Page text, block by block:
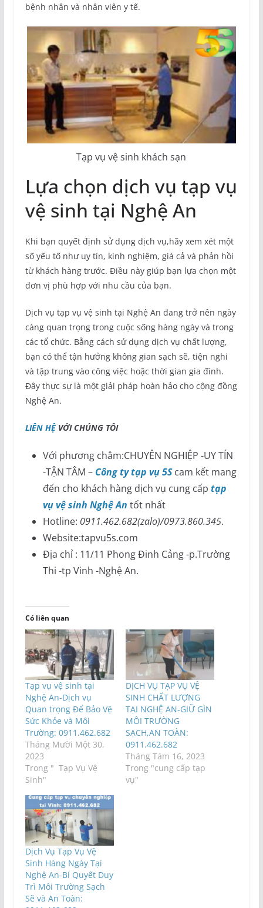
bệnh nhân và nhân viên y tế.
Tạp vụ vệ sinh khách sạn
Lựa chọn dịch vụ tạp vụ
vệ sinh tại Nghệ An
Khi bạn quyết định sử dụng dịch vụ,hãy xem xét một
số yếu tố như uy tín, kinh nghiệm, giá cả và phản hồi
từ khách hàng trước. Điều này giúp bạn lựa chọn một
đơn vị phù hợp với nhu cầu của bạn.
Dịch vụ tạp vụ vệ sinh tại Nghệ An đang trở nên ngày
càng quan trọng trong cuộc sống hàng ngày và trong
các tổ chức. Bằng cách sử dụng dịch vụ chất lượng,
bạn có thể tận hưởng không gian sạch sẽ, tiện nghi
và tập trung vào công việc hoặc thời gian gia đình.
Đây thực sự là một giải pháp hoàn hảo cho cộng đồng
Nghệ An.
LIÊN HỆVỚI CHÚNG TÔI
Với phương châm:CHUYÊN NGHIỆP -UY TÍN
-TẬN TÂM – Công ty tạp vụ 5Scam kết mang
đến cho khách hàng dịch vụ cung cấp tạp
vụ vệ sinh Nghệ An tốt nhất
Hotline: 0911.462.682(zalo)/0973.860.345.
Website:tapvu5s.com
Địa chỉ : 11/11 Phong Đinh Cảng -p.Trường
Thi -tp Vinh -Nghệ An.
Có liên quan
Tạp vụ vệ sinh tại
Nghệ An-Dịch vụ
Quan trọng Để Bảo Vệ
Sức Khỏe và Môi
Trường: 0911.462.682
Tháng Mười Một 30,
2023
Trong " Tạp Vụ Vệ
Sinh"
DỊCH VỤ TẠP VỤ VỆ
SINH CHẤT LƯỢNG
TẠI NGHỆ AN-GIỮ GÌN
MÔI TRƯỜNG
SẠCH,AN TOÀN:
0911.462.682
Tháng Tám 16, 2023
Trong "cung cấp tạp
vụ"
Dịch Vụ Tạp Vụ Vệ
Sinh Hàng Ngày Tại
Nghệ An-Bí Quyết Duy
Trì Môi Trường Sạch
Sẽ và An Toàn: